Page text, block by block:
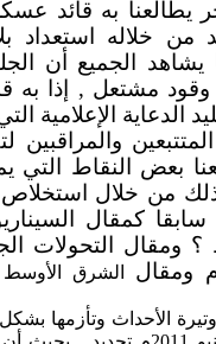
يطالعنا به قائد
خلاله استعداد
يشاهد الجميع أن
مشتعل , إذا به
الإعلامية التي
والمراقبين
بعض النقاط التي
من خلال
سابقا كمقال
ومقال التحولات
ومقال
الشرق
الأحداث وتأزمها